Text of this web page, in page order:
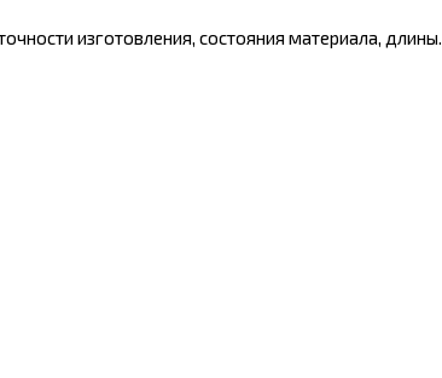
изготовления, состояния материала, длины.